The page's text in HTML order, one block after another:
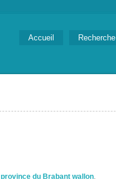
Accueil Recherche
province du Brabant wallon.